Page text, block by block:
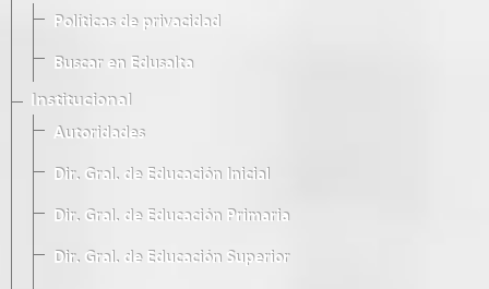
Políticas de privacidad
Buscar en Edusalta
Institucional
Autoridades
Dir. Gral. de Educación Inicial
Dir. Gral. de Educación Primaria
Dir. Gral. de Educación Superior